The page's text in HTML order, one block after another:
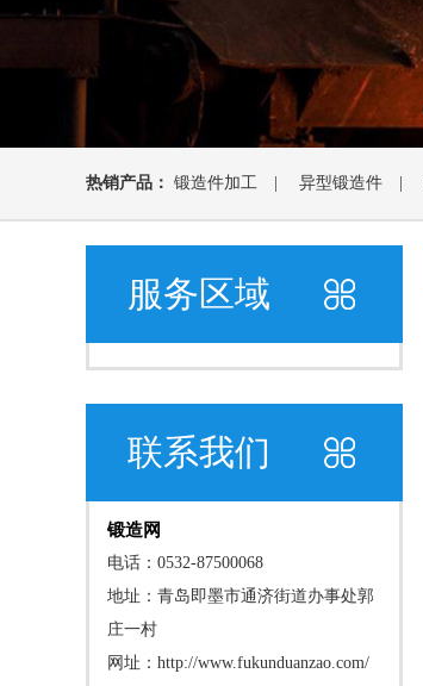
热销产品： 锻造件加工 异型锻造件
服务区域
联系我们
锻造网
电话：0532-87500068
地址：青岛即墨市通济街道办事处郭
庄一村
网址： http://www.fukunduanzao.com/